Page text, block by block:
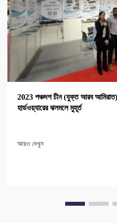
2023 পঞ্চদশ চীন (যুক্ত আরব
হার্ডওয়্যারের ঝলমলে মুহূর্ত
আরও দেখুন